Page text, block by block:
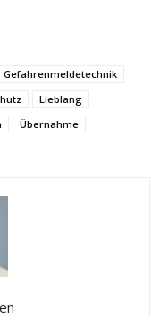
Gefahrenmeldetechnik
Lieblang
Übernahme